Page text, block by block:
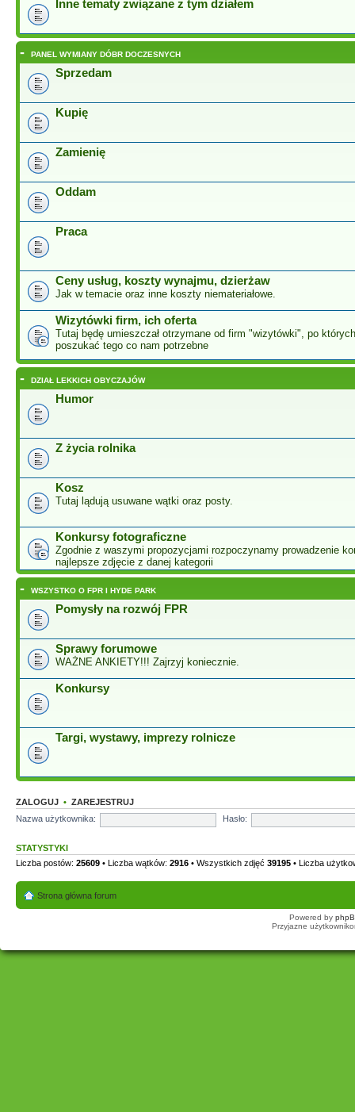
Inne tematy związane z tym działem
- PANEL WYMIANY DÓBR DOCZESNYCH
Sprzedam
Kupię
Zamienię
Oddam
Praca
Ceny usług, koszty wynajmu, dzierżaw
Jak w temacie oraz inne koszty niemateriałowe.
Wizytówki firm, ich oferta
Tutaj będę umieszczał otrzymane od firm "wizytówki", po
poszukać tego co nam potrzebne
- DZIAŁ LEKKICH OBYCZAJÓW
Humor
Z życia rolnika
Kosz
Tutaj lądują usuwane wątki oraz posty.
Konkursy fotograficzne
Zgodnie z waszymi propozycjami rozpoczynamy prowadzenie
najlepsze zdjęcie z danej kategorii
- WSZYSTKO O FPR I HYDE PARK
Pomysły na rozwój FPR
Sprawy forumowe
WAŻNE ANKIETY!!! Zajrzyj koniecznie.
Konkursy
Targi, wystawy, imprezy rolnicze
ZALOGUJ • ZAREJESTRUJ
Nazwa użytkownika:
Hasło:
STATYSTYKI
Liczba postów: 25609 • Liczba wątków: 2916 • Wszystkich zdjęć 39195 • Liczba
Strona główna forum
Powered by
Przyjazne